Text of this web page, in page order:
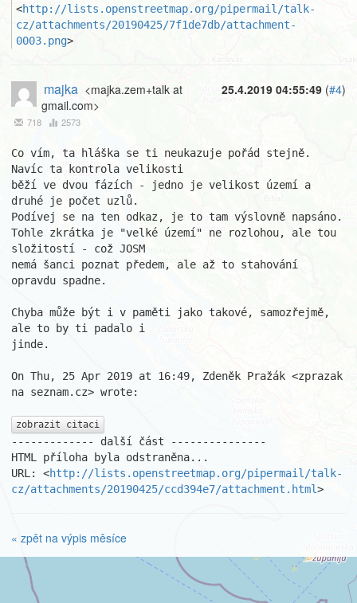
<http://lists.openstreetmap.org/pipermail/talk-
cz/attachments/20190425/7f1de7db/attachment-
0003.png>
25.4.2019 04:55:49 (#4)
majka <majka.zem+talk at
gmail.com>
718 2573
Co vím, ta hláška se ti neukazuje pořád stejně.
Navíc ta kontrola velikosti
běží ve dvou fázích - jedno je velikost území a
druhé je počet uzlů.
Podívej se na ten odkaz, je to tam výslovně napsáno.
Tohle zkrátka je "velké území" ne rozlohou, ale tou
složitostí - což JOSM
nemá šanci poznat předem, ale až to stahování
opravdu spadne.
Chyba může být i v paměti jako takové, samozřejmě,
ale to by ti padalo i
jinde.
On Thu, 25 Apr 2019 at 16:49, Zdeněk Pražák <zprazak
na seznam.cz> wrote:
zobrazit citaci
------------- další část ---------------
HTML příloha byla odstraněna...
URL: <http://lists.openstreetmap.org/pipermail/talk-
cz/attachments/20190425/ccd394e7/attachment.html>
« zpět na výpis měsíce